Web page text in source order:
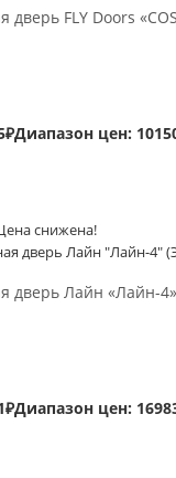
FLY Doors
₽Диапазон цен:
снижена!
дверь Лайн «Лайн-
₽Диапазон цен:
Выбрать >